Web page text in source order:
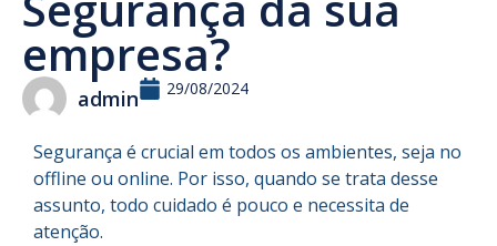
empresa?
admin 29/08/2024
Segurança é crucial em todos os ambientes, seja no
offline ou online. Por isso, quando se trata desse
assunto, todo cuidado é pouco e necessita de
atenção.